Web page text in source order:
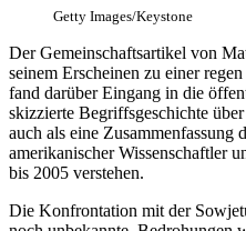
Getty Images/Keystone
Der Gemeinschaftsartikel von
seinem Erscheinen zu einer
fand darüber Eingang in die
skizzierte Begriffsgeschichte
auch als eine Zusammenfassung
amerikanischer Wissenschaftler
bis 2005 verstehen.
Die Konfrontation mit der